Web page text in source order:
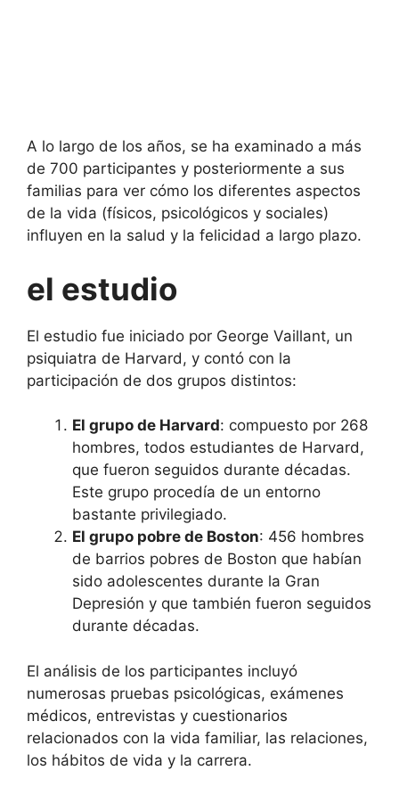
A lo largo de los años, se ha examinado a más
de 700 participantes y posteriormente a sus
familias para ver cómo los diferentes aspectos
de la vida (físicos, psicológicos y sociales)
influyen en la salud y la felicidad a largo plazo.
el estudio
El estudio fue iniciado por George Vaillant, un
psiquiatra de Harvard, y contó con la
participación de dos grupos distintos:
El grupo de Harvard: compuesto por 268
hombres, todos estudiantes de Harvard,
que fueron seguidos durante décadas.
Este grupo procedía de un entorno
bastante privilegiado.
El grupo pobre de Boston: 456 hombres
de barrios pobres de Boston que habían
sido adolescentes durante la Gran
Depresión y que también fueron seguidos
durante décadas.
El análisis de los participantes incluyó
numerosas pruebas psicológicas, exámenes
médicos, entrevistas y cuestionarios
relacionados con la vida familiar, las relaciones,
los hábitos de vida y la carrera.